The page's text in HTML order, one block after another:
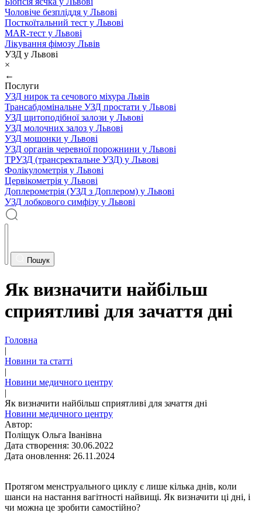
Чоловіче безпліддя у Львові
Посткоїтальний тест у Львові
MAR-тест у Львові
Лікування фімозу Львів
УЗД у Львові
×
←
Послуги
УЗД нирок та сечового міхура Львів
Трансабдомінальне УЗД простати у Львові
УЗД щитоподібної залози у Львові
УЗД молочних залоз у Львові
УЗД мошонки у Львові
УЗД органів черевної порожнини у Львові
ТРУЗД (трансректальне УЗД) у Львові
Фолікулометрія у Львові
Цервікометрія у Львові
Доплерометрія (УЗД з Доплером) у Львові
УЗД лобкового симфізу у Львові
Пошук
Як визначити найбільш
сприятливі для зачаття дні
Головна
|
Новини та статті
|
Новини медичного центру
|
Як визначити найбільш сприятливі для зачаття дні
Новини медичного центру
Автор:
Поліщук Ольга Іванівна
Дата створення: 30.06.2022
Дата оновлення: 26.11.2024
Протягом менструального циклу є лише кілька днів, коли
шанси на настання вагітності найвищі. Як визначити ці дні, і
чи можна це зробити самостійно?